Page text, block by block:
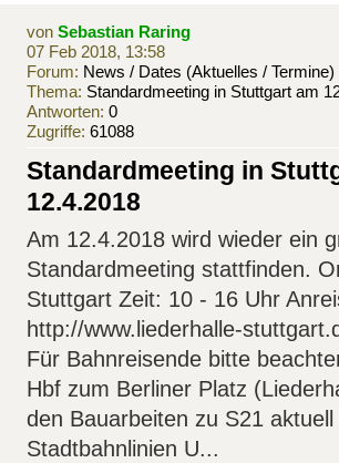
von Sebastian Raring
07 Feb 2018, 13:58
Forum: News / Dates (Aktuelles / Termine)
Thema: Standardmeeting in Stuttgart am
Antworten: 0
Zugriffe: 61088
Standardmeeting in
12.4.2018
Am 12.4.2018 wird wieder ein
Standardmeeting stattfinden.
Stuttgart Zeit: 10 - 16 Uhr
http://www.liederhalle-
Für Bahnreisende bitte
Hbf zum Berliner Platz
den Bauarbeiten zu S21 aktuell
Stadtbahnlinien U...